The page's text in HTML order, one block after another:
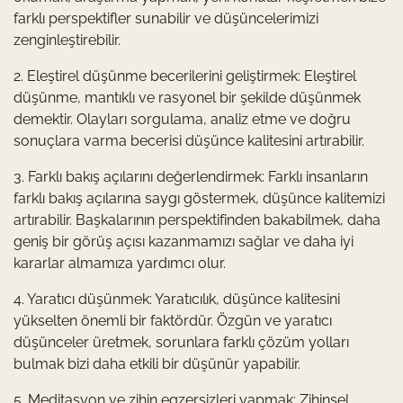
farklı perspektifler sunabilir ve düşüncelerimizi
zenginleştirebilir.
2. Eleştirel düşünme becerilerini geliştirmek: Eleştirel
düşünme, mantıklı ve rasyonel bir şekilde düşünmek
demektir. Olayları sorgulama, analiz etme ve doğru
sonuçlara varma becerisi düşünce kalitesini artırabilir.
3. Farklı bakış açılarını değerlendirmek: Farklı insanların
farklı bakış açılarına saygı göstermek, düşünce kalitemizi
artırabilir. Başkalarının perspektifinden bakabilmek, daha
geniş bir görüş açısı kazanmamızı sağlar ve daha iyi
kararlar almamıza yardımcı olur.
4. Yaratıcı düşünmek: Yaratıcılık, düşünce kalitesini
yükselten önemli bir faktördür. Özgün ve yaratıcı
düşünceler üretmek, sorunlara farklı çözüm yolları
bulmak bizi daha etkili bir düşünür yapabilir.